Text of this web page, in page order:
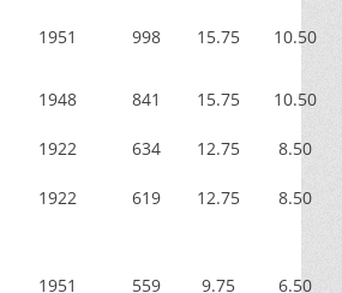
1951 998 15.75 10.50
1948 841 15.75 10.50
1922 634 12.75 8.50
1922 619 12.75 8.50
1951 559 9.75 6.50